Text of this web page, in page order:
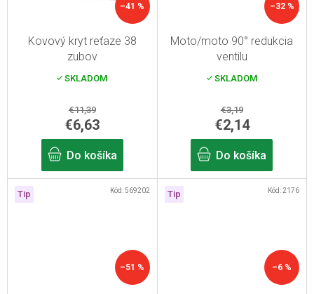
–41 %
Kovový kryt reťaze 38
zubov
SKLADOM
€11,39
€6,63
Do košíka
–32 %
Moto/moto 90° redukcia
ventilu
SKLADOM
€3,19
€2,14
Do košíka
Tip
–51 %
Kód:569202 Tip
–6 %
Kód:2176